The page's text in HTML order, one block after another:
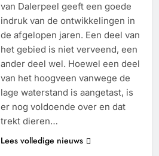
van Dalerpeel geeft een goede
indruk van de ontwikkelingen in
de afgelopen jaren. Een deel van
het gebied is niet verveend, een
ander deel wel. Hoewel een deel
van het hoogveen vanwege de
lage waterstand is aangetast, is
er nog voldoende over en dat
trekt dieren…
Lees volledige nieuws